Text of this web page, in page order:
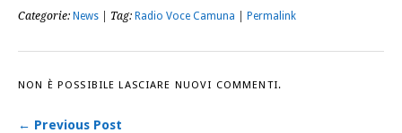
Categorie: News | Tag: Radio Voce Camuna Permalink
NON È POSSIBILE LASCIARE NUOVI COMMENTI.
← Previous Post